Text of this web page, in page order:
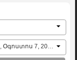
Ուրբաթ, Օգոստոս 7, 2026